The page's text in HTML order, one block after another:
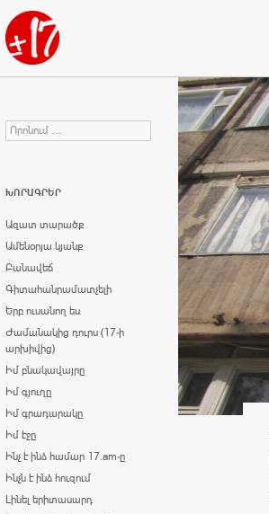
Search for:
ԽՈՐԱԳՐԵՐ
Ազատ տարածք
Ամենօրյա կյանք
Բանավեճ
Գիտահանրամատչելի
Երբ ուսանող ես
Ժամանակից դուրս (17-ի
արխիվից)
Իմ բնակավայրը
Իմ գյուղը
Իմ գրադարակը
Իմ էջը
Ինչ է ինձ համար 17.am-ը
Ինչն է ինձ հուզում
Լինել երիտասարդ